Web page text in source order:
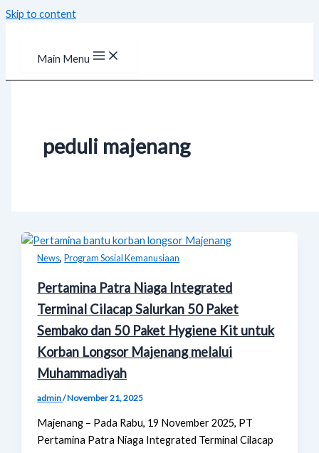
Skip to content
Main Menu
peduli majenang
News,Program Sosial Kemanusiaan
Pertamina Patra Niaga Integrated
Terminal Cilacap Salurkan 50 Paket
Sembako dan 50 Paket Hygiene Kit untuk
Korban Longsor Majenang melalui
Muhammadiyah
admin/November 21, 2025
Majenang – Pada Rabu, 19 November 2025, PT
Pertamina Patra Niaga Integrated Terminal Cilacap